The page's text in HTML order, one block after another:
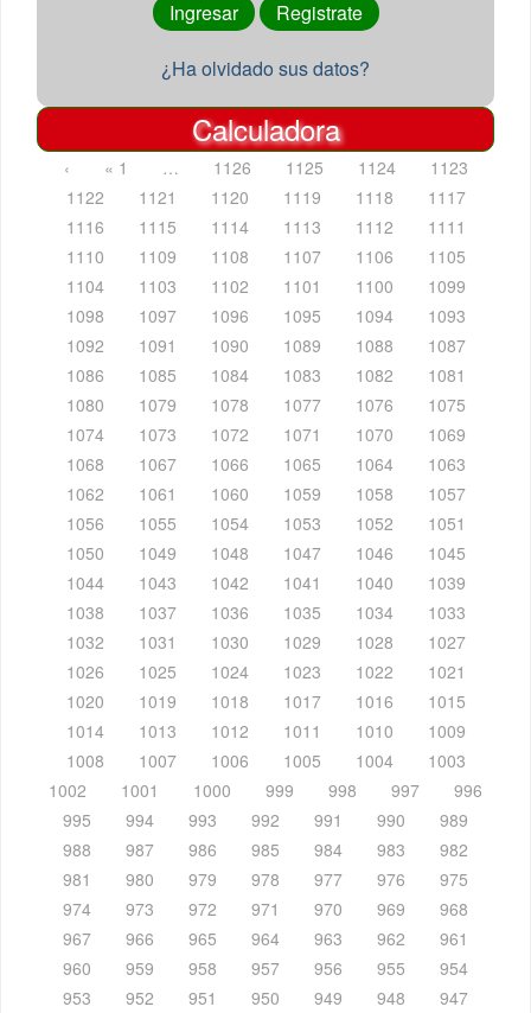
¿Ha olvidado sus datos?
Calculadora
‹ « 1 … 1126 1125 1124
1123
1122
1121 1120 1119 1118
1117
1116
1115 1114 1113 1112
1111
1110
1109 1108 1107 1106
1105
1104
1103 1102 1101 1100
1099
1098
1097 1096 1095 1094
1093
1092
1091 1090 1089 1088
1087
1086
1085 1084 1083 1082
1081
1080
1079 1078 1077 1076
1075
1074
1073 1072 1071 1070
1069
1068
1067 1066 1065 1064
1063
1062
1061 1060 1059 1058
1057
1056
1055 1054 1053 1052
1051
1050
1049 1048 1047 1046
1045
1044
1043 1042 1041 1040
1039
1038
1037 1036 1035 1034
1033
1032
1031 1030 1029 1028
1027
1026
1025 1024 1023 1022
1021
1020
1019 1018 1017 1016
1015
1014
1013 1012 1011 1010
1009
1008
1007 1006 1005 1004
1003
1002
1001 1000 999 998 997
996
995
994 993 992 991 990
989
988
987 986 985 984 983
982
981
980 979 978 977 976
975
974
973 972 971 970 969
968
967
966 965 964 963 962
961
960
959 958 957 956 955
954
953
952 951 950 949 948
947